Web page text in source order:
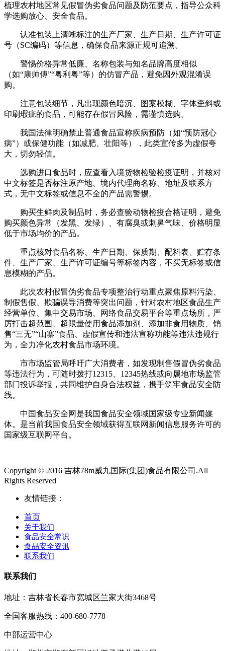
梳理农村地区常见假冒伪劣食品问题及防范要点，指导公众科
学选购放心、安全食品。
认准包装上清晰标注的生产厂家、生产日期、生产许可证
号（SC编码）等信息，确保食品来源正规可追溯。
警惕价格异常低廉、名称包装与知名品牌高度相似
（如“康帅傅”“粤利粤”等）的仿冒产品，避免因外观混淆误
购。
注意包装细节，凡出现颜色暗沉、图案模糊、字体歪斜或
印刷瑕疵的食品，可能存在假冒风险，需谨慎选购。
我国法律明确禁止普通食品宣称疾病预防（如“预防冠心
病”）或保健功能（如减肥、壮阳等），此类宣传多为虚假夸
大，切勿轻信。
选购进口食品时，应查看入境货物检验检疫证明，并核对
中文标签是否标注原产地、境内代理商名称、地址及联系方
式，无中文标签或信息不全的产品需警惕。
购买生鲜肉及制品时，务必查验动物检疫合格证明，避免
购买颜色异常（发黑、发绿）、有腐臭或刺鼻气味、价格明显
低于市场均价的产品。
重点核对食品名称、生产日期、保质期、配料表、贮存条
件、生产厂家、生产许可证编号等标签内容，不买无标签或信
息模糊的产品。
此次农村假冒伪劣食品专项整治行动重点聚焦原料污染、
制假售假、欺骗误导消费等突出问题，针对农村地区食品生产
经营单位、集中交易市场、网络食品交易平台等重点场所，严
厉打击超范围、超限量使用食品添加剂、添加非食用物质、销
售“三无”“山寨”食品、虚假宣传和违法宣称功能等违法违规行
为，全力净化农村食品市场环境。
市市场监管局呼吁广大消费者，如发现制售假冒伪劣食品
等违法行为，可随时拨打12315、12345热线或向属地市场监管
部门投诉举报，共同维护自身合法权益，携手筑牢食品安全防
线。
中国食品安全网是我国食品安全领域国家级专业新闻媒
体。是当前我国食品安全领域获得互联网新闻信息服务许可的
国家级互联网平台。
Copyright © 2016 吉林78m威九国际(集团)食品有限公司.All
Rights Reserved
友情链接：
首页
关于我们
食品安全常识
食品安全资讯
联系我们
联系我们
地址：吉林省长春市宽城区兰家大街3468号
全国客服热线：400-680-7778
中部运营中心